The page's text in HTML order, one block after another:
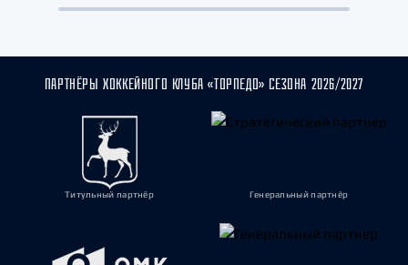
ПАРТНЁРЫ ХОККЕЙНОГО КЛУБА «ТОРПЕДО» СЕЗОНА 2026/2027
Титульный партнёр Генеральный партнёр